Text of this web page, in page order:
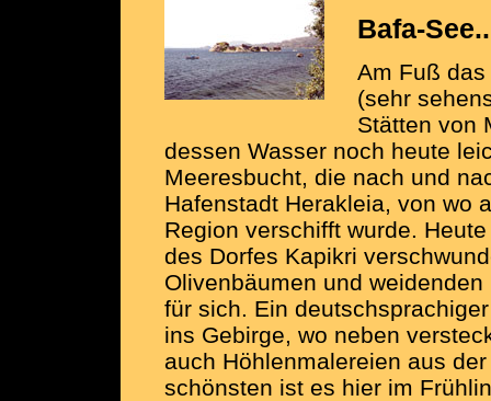
Bafa-
Am Fuß
(sehr
Stätten von
dessen Wasser noch heute
Meeresbucht, die nach und
Hafenstadt Herakleia, von wo
Region verschifft wurde.
des Dorfes Kapikri
Olivenbäumen und
für sich. Ein
ins Gebirge, wo neben
auch Höhlenmalereien aus
schönsten ist es hier im